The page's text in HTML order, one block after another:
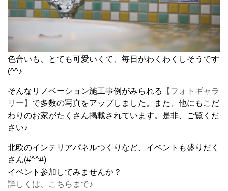
色合いも、とても可愛いくて、毎日がわくわくしそうです
(^^♪
そんなリノベーション施工事例がみられる
【フォトギャラ
リー】 で多数の写真をアップしました。また、他にもこだ
わりのお家がたくさん掲載されています。是非、ご覧くだ
さい♪
北欧のインテリアパネルつくりなど、イベントも盛りだく
さん(#^^#)
イベント参加してみませんか？
詳しくは、こちらまで♪